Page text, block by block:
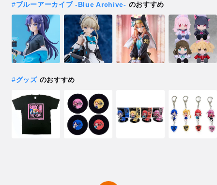
#ブルーアーカイブ -Blue Archive- のおすすめ
#グッズのおすすめ